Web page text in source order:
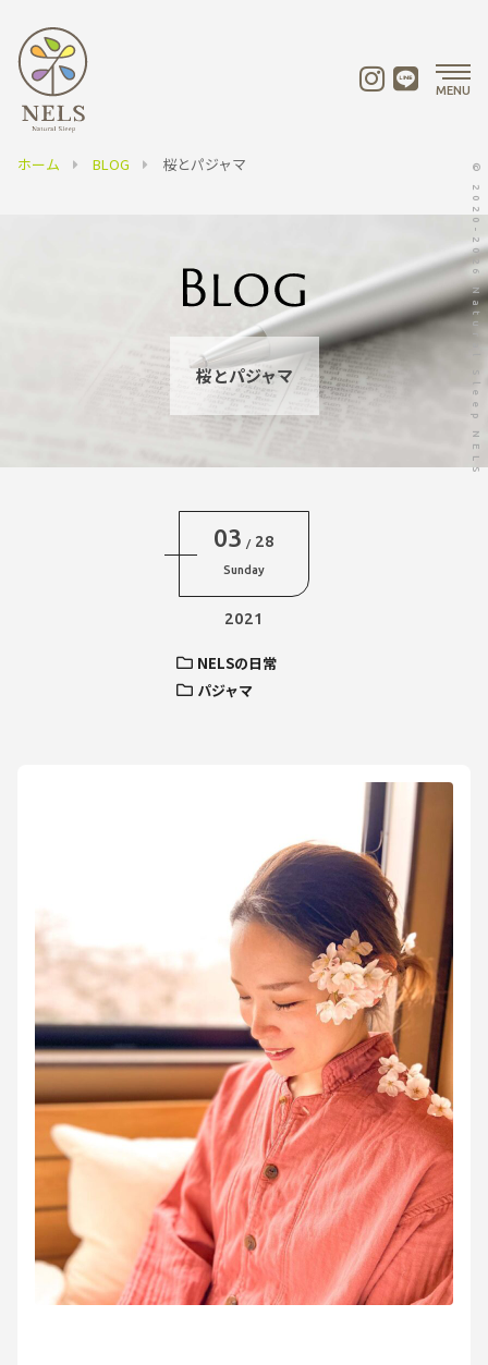
MENU
ホーム BLOG 桜とパジャマ
桜とパジャマ
03 / 28
Sunday
2021
NELSの日常
パジャマ
© 2020-2026 Natural Sleep NELS